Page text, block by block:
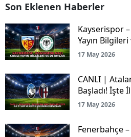
Son Eklenen Haberler
Kayserispor
Yayın
17 May 2026
CANLI |
Başladı! İşte
Mücadele
17 May 2026
Fenerbahçe –